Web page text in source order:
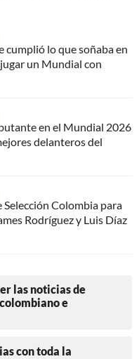
cumplió lo que soñaba en
un Mundial con
en el Mundial 2026
delanteros del
Selección Colombia para
Rodríguez y Luis Díaz
las noticias de
e
con toda la